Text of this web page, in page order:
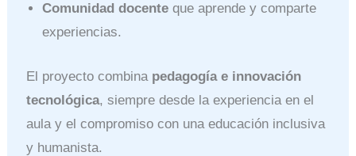
Comunidad docente que aprende y comparte
experiencias.
El proyecto combina pedagogía e innovación
tecnológica, siempre desde la experiencia en el
aula y el compromiso con una educación inclusiva
y humanista.